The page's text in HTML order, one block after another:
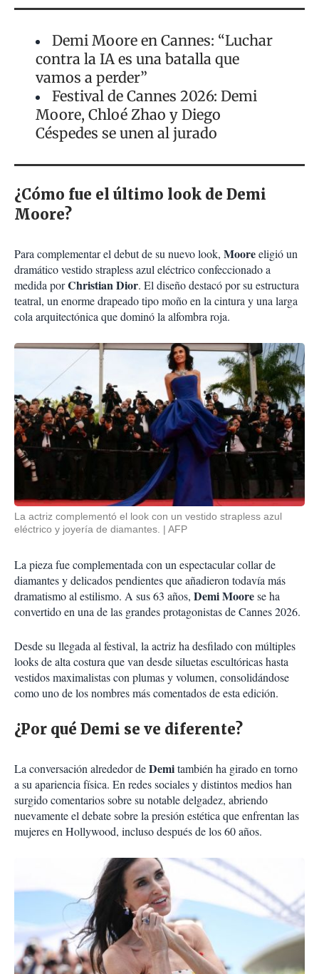
Demi Moore en Cannes: “Luchar
contra la IA es una batalla que
vamos a perder”
Festival de Cannes 2026: Demi
Moore, Chloé Zhao y Diego
Céspedes se unen al jurado
¿Cómo fue el último look de Demi
Moore?
Para complementar el debut de su nuevo look, Mooreeligió un
dramático vestido strapless azul eléctrico confeccionado a
medida porChristian Dior. El diseño destacó por su estructura
teatral, un enorme drapeado tipo moño en la cintura y una larga
cola arquitectónica que dominó la alfombra roja.
La actriz complementó el look con un vestido strapless azul
eléctrico y joyería de diamantes.
AFP
La pieza fue complementada con un espectacular collar de
diamantes y delicados pendientes que añadieron todavía más
dramatismo al estilismo. A sus 63 años, Demi Moorese ha
convertido en una de las grandes protagonistas de Cannes 2026.
Desde su llegada al festival, la actriz ha desfilado con múltiples
looks de alta costura que van desde siluetas escultóricas hasta
vestidos maximalistas con plumas y volumen, consolidándose
como uno de los nombres más comentados de esta edición.
¿Por qué Demi se ve diferente?
La conversación alrededor deDemitambién ha girado en torno
a su apariencia física. En redes sociales y distintos medios han
surgido comentarios sobre su notable delgadez, abriendo
nuevamente el debate sobre la presión estética que enfrentan las
mujeres en Hollywood, incluso después de los 60 años.